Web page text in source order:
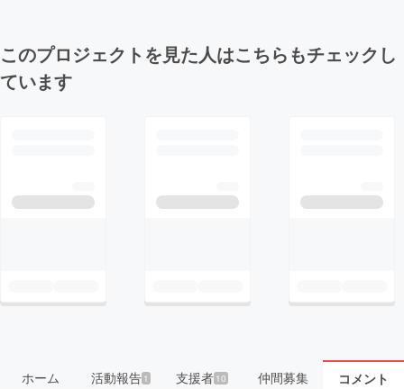
このプロジェクトを見た人はこちらもチェックし
ています
ホーム 活動報告1 支援者 10 仲間募集 コメント